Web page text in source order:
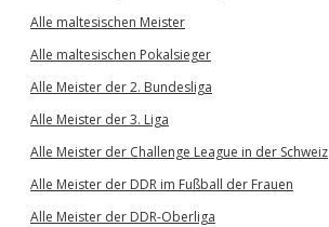
Alle maltesischen Meister
Alle maltesischen Pokalsieger
Alle Meister der 2. Bundesliga
Alle Meister der 3. Liga
Alle Meister der Challenge League in der Schweiz
Alle Meister der DDR im Fußball der Frauen
Alle Meister der DDR-Oberliga